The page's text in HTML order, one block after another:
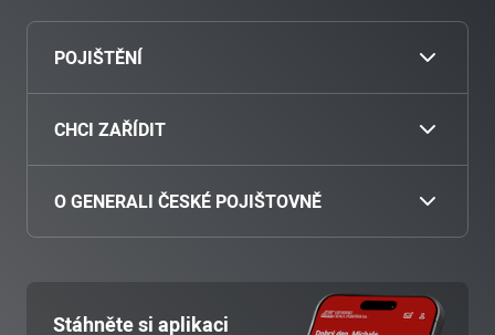
POJIŠTĚNÍ
Cestovní
Povinné ručení
CHCI ZAŘÍDIT
Nahlásit škodu
Zaplatit pojistné
O GENERALI ČESKÉ POJIŠTOVNĚ
Poradenská místa
Stáhněte si aplikaci